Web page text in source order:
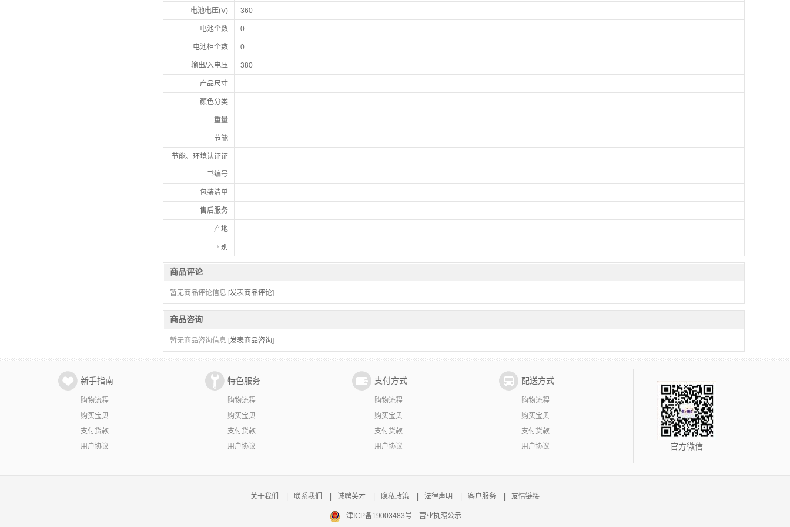
电池电压(V) 360
电池个数 0
电池柜个数 0
输出/入电压 380
产品尺寸
颜色分类
重量
节能
节能、环境认证证
书编号
包装清单
售后服务
产地
国别
商品评论
暂无商品评论信息 [发表商品评论]
商品咨询
暂无商品咨询信息 [发表商品咨询]
新手指南
购物流程
购买宝贝
支付货款
用户协议
特色服务
购物流程
购买宝贝
支付货款
用户协议
支付方式
购物流程
购买宝贝
支付货款
用户协议
配送方式
购物流程
购买宝贝
支付货款
用户协议
官方微信
关于我们 联系我们 诚聘英才 隐私政策 法律声明 客户服务 友情链接
津ICP备19003483号 营业执照公示